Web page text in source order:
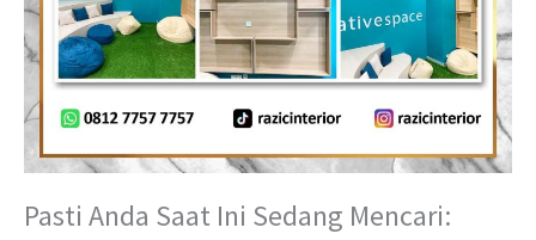
Pasti Anda Saat Ini Sedang Mencari: